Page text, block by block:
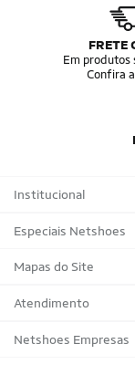
FRETE
Em produtos
Confira
Institucional
Sobre a Netshoes
Política de Privacidade
Programa de Afiliados
Regulamentos
Especiais Netshoes
Suplementos
Corrida
Bicicletas
Mapas do Site
Marcas
Tipos de Produtos
Atendimento
Trocas e devoluções
Netshoes Empresas